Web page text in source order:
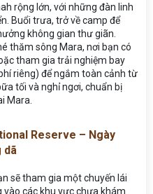
rộng lớn, với những đàn linh
Buổi trưa, trở về camp để
không gian thư giãn.
thăm sông Mara, nơi bạn có
tham gia trải nghiệm bay
riêng) để ngắm toàn cảnh từ
tối và nghỉ ngơi, chuẩn bị
Mara.
Reserve – Ngày
dã
sẽ tham gia một chuyến lái
các khu vực chưa khám